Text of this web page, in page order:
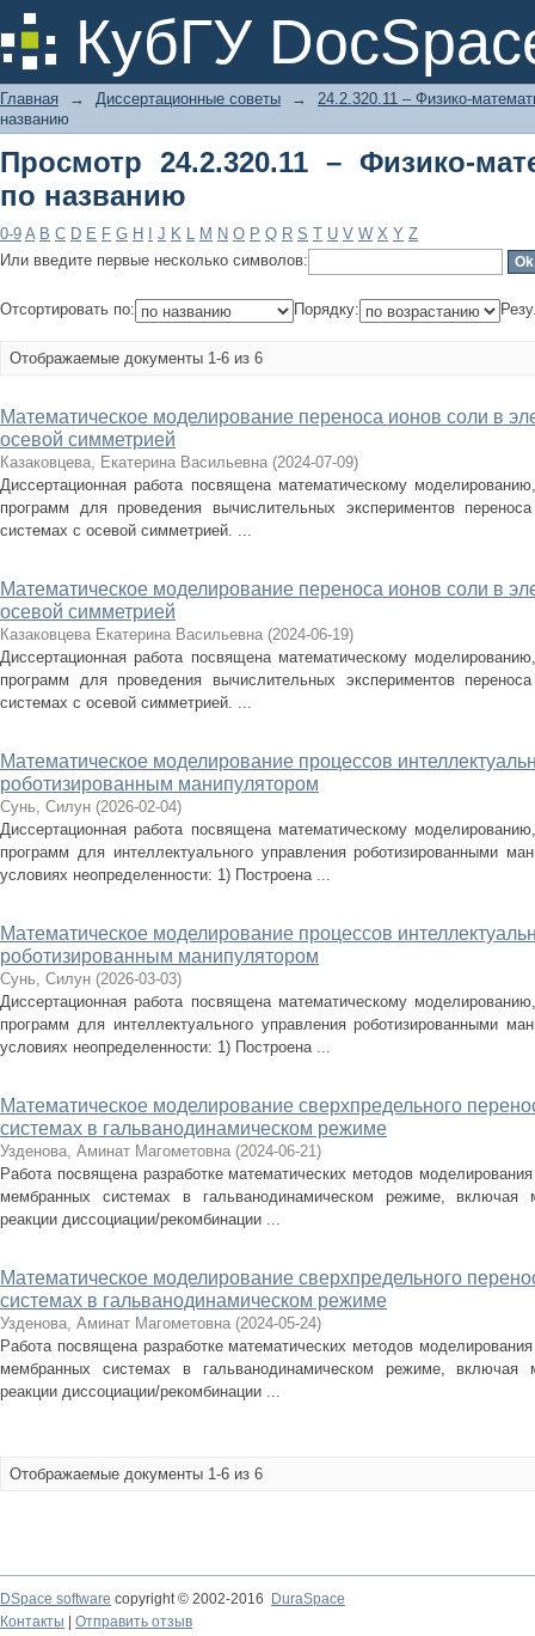
КубГУ
Просмотр 24.2.320.11 – Физико-
Главная → Диссертационные советы →
24.2.320.11 – Физико-
названию
Просмотр 24.2.320.11 – Физико-
по названию
0-9 A B C D E F G H J K L M N O P Q R S T U V W X Y Z
Или введите первые несколько символов:
Отсортировать по: Порядку:
Отображаемые документы 1-6 из 6
Математическое моделирование переноса ионов соли в
осевой симметрией
Казаковцева, Екатерина Васильевна (2024-07-09)
Диссертационная работа посвящена математическому
программ для проведения вычислительных экспериментов
системах с осевой симметрией. ...
Математическое моделирование переноса ионов соли в
осевой симметрией
Казаковцева Екатерина Васильевна (2024-06-19)
Диссертационная работа посвящена математическому
программ для проведения вычислительных экспериментов
системах с осевой симметрией. ...
Математическое моделирование процессов
роботизированным манипулятором
Сунь, Силун (2026-02-04)
Диссертационная работа посвящена математическому
программ для интеллектуального управления роботизированными
условиях неопределенности: 1) Построена ...
Математическое моделирование процессов
роботизированным манипулятором
Сунь, Силун (2026-03-03)
Диссертационная работа посвящена математическому
программ для интеллектуального управления роботизированными
условиях неопределенности: 1) Построена ...
Математическое моделирование сверхпредельного
системах в гальванодинамическом режиме
Узденова, Аминат Магометовна (2024-06-21)
Работа посвящена разработке математических методов
мембранных системах в гальванодинамическом режиме, включая
реакции диссоциации/рекомбинации ...
Математическое моделирование сверхпредельного
системах в гальванодинамическом режиме
Узденова, Аминат Магометовна (2024-05-24)
Работа посвящена разработке математических методов
мембранных системах в гальванодинамическом режиме, включая
реакции диссоциации/рекомбинации ...
Отображаемые документы 1-6 из 6
DSpace software copyright © 2002-2016
DuraSpace
Контакты
Отправить отзыв